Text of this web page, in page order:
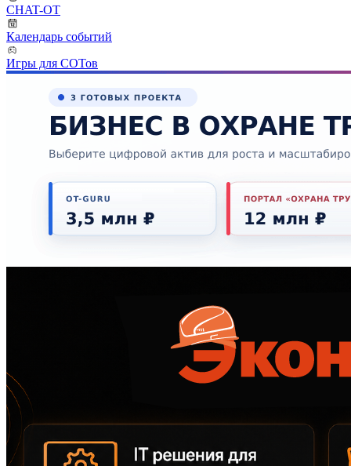
CHAT-OT
Календарь событий
Игры для СОТов